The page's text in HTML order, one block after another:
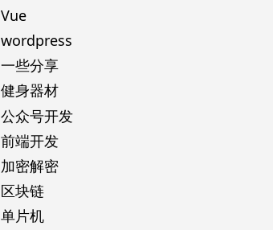
Vue
wordpress
一些分享
健身器材
公众号开发
前端开发
加密解密
区块链
单片机